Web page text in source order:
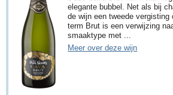
elegante bubbel. Net als bij
de wijn een tweede vergisting
term Brut is een verwijzing
smaaktype met ...
Meer over deze wijn